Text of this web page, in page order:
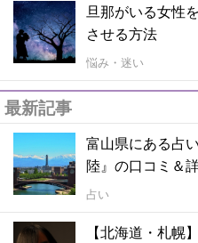
旦那がいる女性
させる方法
悩み・迷い
最新記事
富山県にある占
陸』の口コミ＆
占い
【北海道・札幌